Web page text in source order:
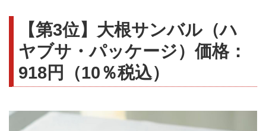
【第3位】大根サンバル（ハ
ヤブサ・パッケージ）価格：
918円（10％税込）